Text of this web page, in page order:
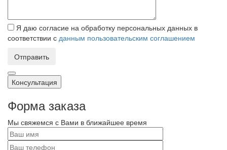
Я даю согласие на обработку персональных данных в
соответствии с данным пользовательским соглашением
Отправить
Консультация
Форма заказа
Мы свяжемся с Вами в ближайшее время